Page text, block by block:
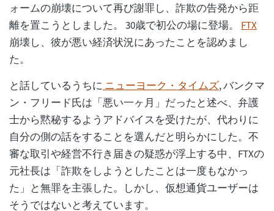
ォームの崩壊について再び謝罪し、詐欺の告発から距
離を置こうとしました。 30歳で初公の場に登場。 FTX
崩壊し、彼が悪い経済状況にあったことを認めまし
た。
と話しているうちに ニューヨーク・タイムズ, バンクマ
ン・フリード氏は「悪い一ヶ月」だったと述べ、弁護
士から黙秘するようアドバイスを受けたが、代わりに
自分の側の話をすることを選んだと明らかにした。不
審な取引や経営不行き届きの疑惑が浮上する中、FTXの
元社長は「詐欺をしようとしたことは一度もなかっ
た」と無罪を主張した。しかし、仮想通貨ユーザーは
そうではないと考えています。